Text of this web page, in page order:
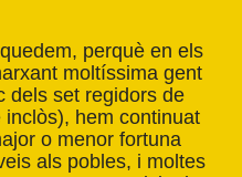
perquè en els
moltíssima gent
dels set regidors de
inclòs), hem continuat
o menor fortuna
als pobles, i moltes